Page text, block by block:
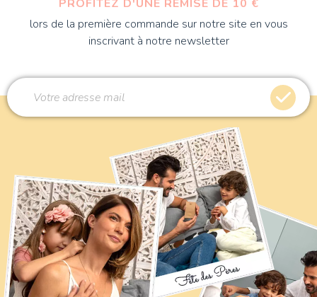
PROFITEZ D'UNE REMISE DE 10 €
lors de la première commande sur notre site en vous
inscrivant à notre newsletter